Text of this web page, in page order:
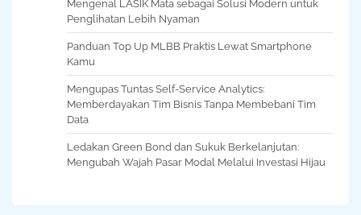
Mengenal LASIK Mata sebagai Solusi Modern untuk
Penglihatan Lebih Nyaman
Panduan Top Up MLBB Praktis Lewat Smartphone
Kamu
Mengupas Tuntas Self-Service Analytics:
Memberdayakan Tim Bisnis Tanpa Membebani Tim
Data
Ledakan Green Bond dan Sukuk Berkelanjutan:
Mengubah Wajah Pasar Modal Melalui Investasi Hijau